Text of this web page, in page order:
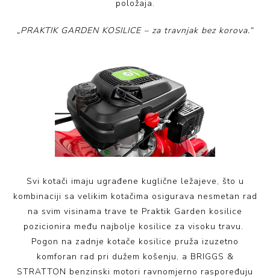
položaja.
„PRAKTIK GARDEN KOSILICE – za travnjak bez korova.“
Svi kotači imaju ugrađene kuglične ležajeve, što u
kombinaciji sa velikim kotačima osigurava nesmetan rad
na svim visinama trave te Praktik Garden kosilice
pozicionira među najbolje kosilice za visoku travu.
Pogon na zadnje kotače kosilice pruža izuzetno
komforan rad pri dužem košenju, a BRIGGS &
STRATTON benzinski motori ravnomjerno raspoređuju